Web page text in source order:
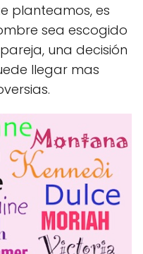
planteamos, es
sea escogido
una decisión
llegar mas